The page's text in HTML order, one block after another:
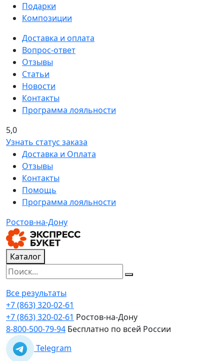
Подарки
Композиции
Доставка и оплата
Вопрос-ответ
Отзывы
Статьи
Новости
Контакты
Программа лояльности
5,0
Узнать статус заказа
Доставка и Оплата
Отзывы
Контакты
Помощь
Программа лояльности
Ростов-на-Дону
Каталог
Все результаты
+7 (863) 320-02-61
+7 (863) 320-02-61 Ростов-на-Дону
8-800-500-79-94 Бесплатно по всей России
Telegram